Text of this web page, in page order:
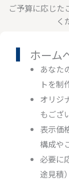
ご予算に応じた
く
ホーム
あなた
トを制
オリジ
もござ
表示価
構成や
必要に
途見積）